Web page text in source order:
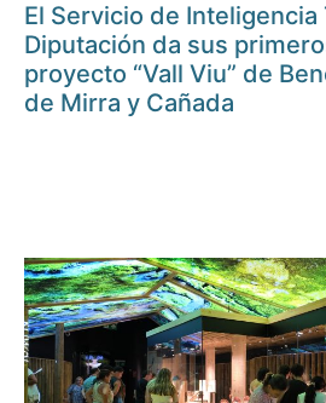
El Servicio de
Diputación da sus
proyecto “Vall Viu” de
de Mirra y Cañada